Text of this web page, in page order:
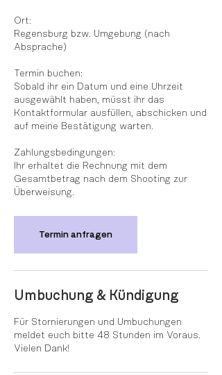
Ort:
Regensburg bzw. Umgebung (nach
Absprache)
Termin buchen:
Sobald ihr ein Datum und eine Uhrzeit
ausgewählt haben, müsst ihr das
Kontaktformular ausfüllen, abschicken und
auf meine Bestätigung warten.
Zahlungsbedingungen:
Ihr erhaltet die Rechnung mit dem
Gesamtbetrag nach dem Shooting zur
Überweisung.
Termin anfragen
Umbuchung & Kündigung
Für Stornierungen und Umbuchungen
meldet euch bitte 48 Stunden im Voraus.
Vielen Dank!